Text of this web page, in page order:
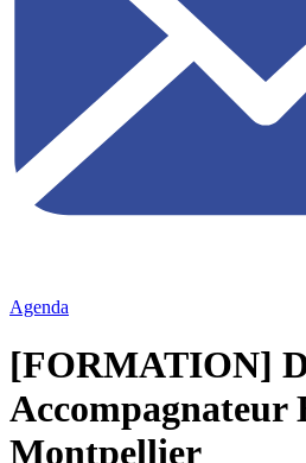
Agenda
[FORMATION]
Montpellier